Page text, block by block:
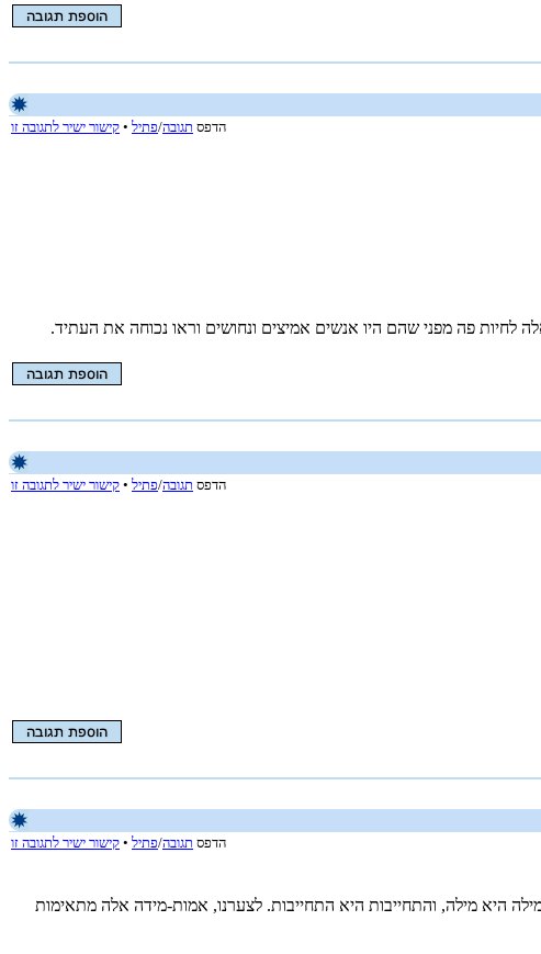
הדפס תגובה/פתיל • קישור ישיר לתגובה זו
לחיות פה מפני שהם היו אנשים אמיצים ונחושים וראו נכוחה את העתיד.
הדפס תגובה/פתיל • קישור ישיר לתגובה זו
הדפס תגובה/פתיל • קישור ישיר לתגובה זו
היא מילה, והתחייבות היא התחייבות. לצערנו, אמות-מידה אלה מתאימות